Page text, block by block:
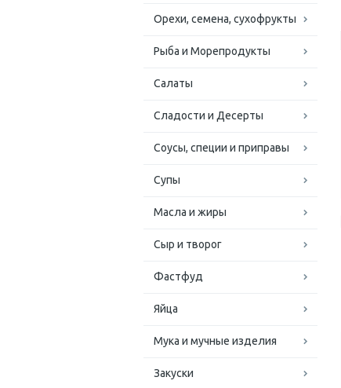
Орехи, семена, сухофрукты
Рыба и Морепродукты
Салаты
Сладости и Десерты
Соусы, специи и приправы
Супы
Масла и жиры
Сыр и творог
Фастфуд
Яйца
Мука и мучные изделия
Закуски